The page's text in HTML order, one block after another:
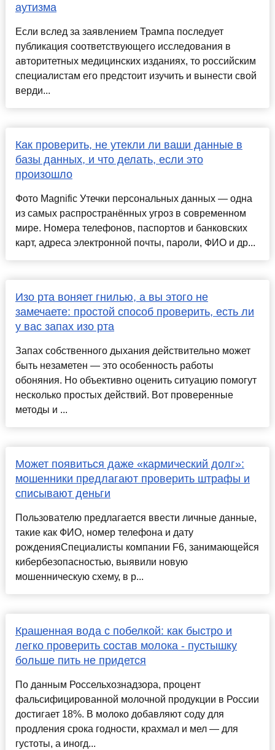
аутизма
Если вслед за заявлением Трампа последует
публикация соответствующего исследования в
авторитетных медицинских изданиях, то российским
специалистам его предстоит изучить и вынести свой
верди...
Как проверить, не утекли ли ваши данные в
базы данных, и что делать, если это
произошло
Фото Magnific Утечки персональных данных — одна
из самых распространённых угроз в современном
мире. Номера телефонов, паспортов и банковских
карт, адреса электронной почты, пароли, ФИО и др...
Изо рта воняет гнилью, а вы этого не
замечаете: простой способ проверить, есть ли
у вас запах изо рта
Запах собственного дыхания действительно может
быть незаметен — это особенность работы
обоняния. Но объективно оценить ситуацию помогут
несколько простых действий. Вот проверенные
методы и ...
Может появиться даже «кармический долг»:
мошенники предлагают проверить штрафы и
списывают деньги
Пользователю предлагается ввести личные данные,
такие как ФИО, номер телефона и дату
рожденияСпециалисты компании F6, занимающейся
кибербезопасностью, выявили новую
мошенническую схему, в р...
Крашенная вода с побелкой: как быстро и
легко проверить состав молока - пустышку
больше пить не придется
По данным Россельхознадзора, процент
фальсифицированной молочной продукции в России
достигает 18%. В молоко добавляют соду для
продления срока годности, крахмал и мел — для
густоты, а иногд...